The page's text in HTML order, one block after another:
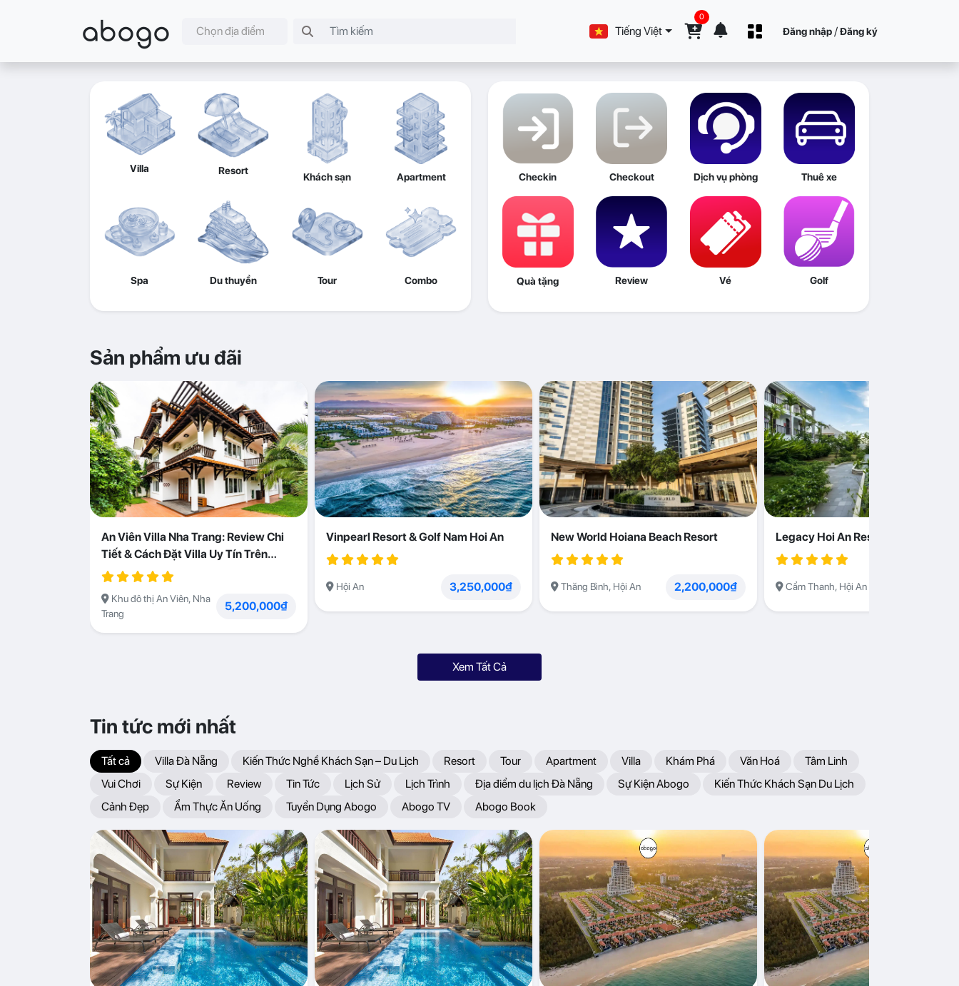
abogo Chọn địa điểm Tiếng Việt
0
Đăng nhập /Đăng ký
Villa Resort
Khách sạn Apartment
Spa Du thuyền Tour Combo
Checkin Checkout Dịch vụ phòng Thuê xe
Quà tặng Review Vé Golf
Sản phẩm ưu đãi
An Viên Villa Nha Trang: Review Chi
Tiết & Cách Đặt Villa Uy Tín Trên
Abogo
Khu đô thị An Viên, Nha
Trang
5,200,000₫
Vinpearl Resort & Golf Nam Hoi An
Hội An 3,250,000₫
New World Hoiana Beach Resort
Thăng Bình, Hội An 2,200,000₫
Legacy Hoi An Resort
Cẩm Thanh, Hội An
Xem Tất Cả
Tin tức mới nhất
Tất cả Villa Đà Nẵng Kiến Thức Nghề Khách Sạn – Du Lịch Resort Tour Apartment Villa Khám Phá Văn Hoá
Tâm Linh
Vui Chơi
Sự Kiện Review Tin Tức Lịch Sử Lịch Trình Địa điểm du lịch Đà Nẵng Sự Kiện Abogo
Kiến Thức Khách Sạn Du Lịch
Cảnh Đẹp
Ẩm Thực Ăn Uống Tuyển Dụng Abogo Abogo TV Abogo Book